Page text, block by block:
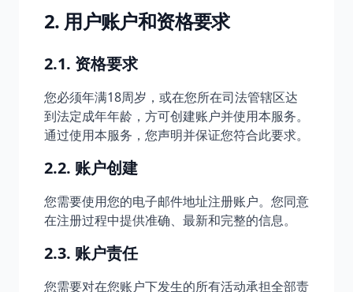
2. 用户账户和资格要求
2.1. 资格要求
您必须年满18周岁，或在您所在司法管辖区达
到法定成年年龄，方可创建账户并使用本服务。
通过使用本服务，您声明并保证您符合此要求。
2.2. 账户创建
您需要使用您的电子邮件地址注册账户。您同意
在注册过程中提供准确、最新和完整的信息。
2.3. 账户责任
您需要对在您账户下发生的所有活动承担全部责